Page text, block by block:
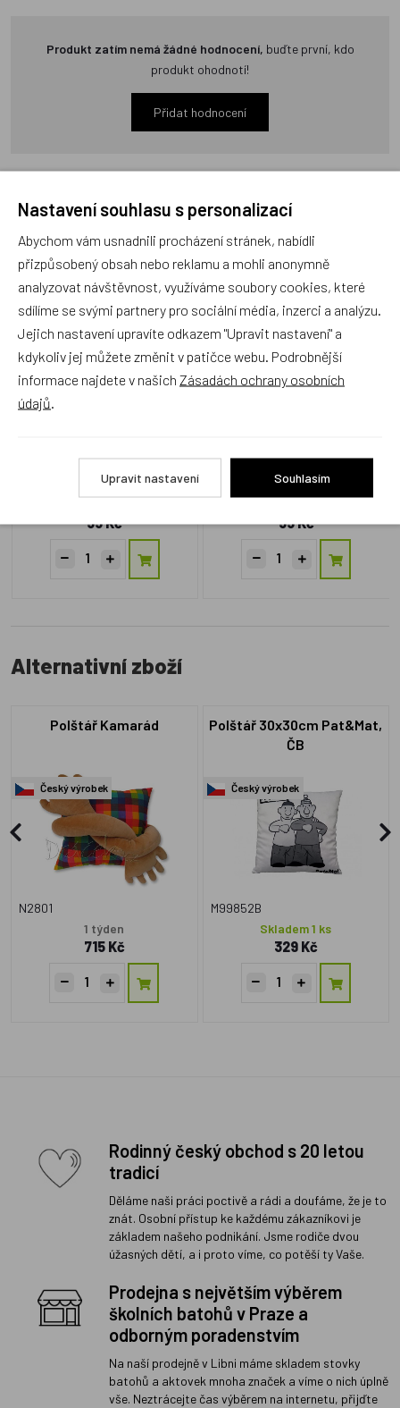
Produkt zatím nemá žádné hodnocení, buďte první, kdo
produkt ohodnotí!
Přidat hodnocení
Zboží se stejným motivem
Magnet Kytička červená
Český výrobek
55 Kč
Magnet Beruška
Český výrobek
55 Kč
Alternativní zboží
Polštář Kamarád
Český výrobek
N2801
1 týden
715 Kč
Polštář 30x30cm Pat&Mat,
ČB
Český výrobek
M99852B
Skladem 1 ks
329 Kč
Rodinný český obchod s 20 letou
tradicí
Děláme naši práci poctivě a rádi a doufáme, že je to
znát. Osobní přístup ke každému zákazníkovi je
základem našeho podnikání. Jsme rodiče dvou
úžasných dětí, a i proto víme, co potěší ty Vaše.
Prodejna s největším výběrem
školních batohů v Praze a
odborným poradenstvím
Na naší prodejně v Libni máme skladem stovky
batohů a aktovek mnoha značek a víme o nich úplně
vše. Neztrácejte čas výběrem na internetu, přijďte
Nastavení souhlasu s personalizací
Abychom vám usnadnili procházení stránek, nabídli
přizpůsobený obsah nebo reklamu a mohli anonymně
analyzovat návštěvnost, využíváme soubory cookies, které
sdílíme se svými partnery pro sociální média, inzerci a analýzu.
Jejich nastavení upravíte odkazem "Upravit nastavení" a
kdykoliv jej můžete změnit v patičce webu. Podrobnější
informace najdete v našich Zásadách ochrany osobních
údajů
Upravit nastavení Souhlasím